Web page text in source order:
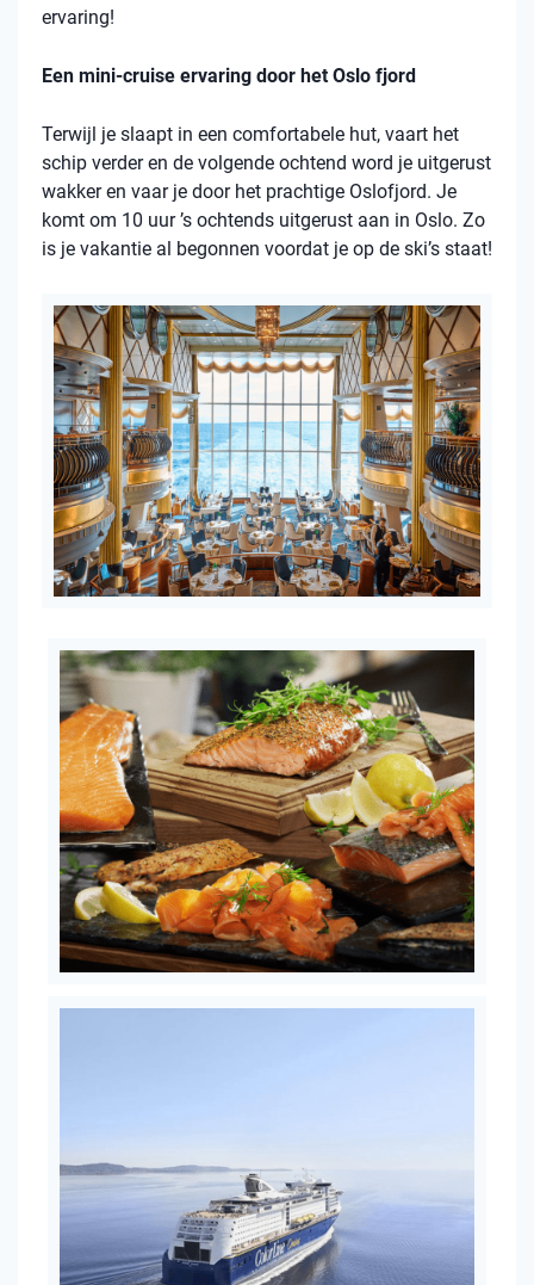
ervaring!
Een mini-cruise ervaring door het Oslo fjord
Terwijl je slaapt in een comfortabele hut, vaart het
schip verder en de volgende ochtend word je uitgerust
wakker en vaar je door het prachtige Oslofjord. Je
komt om 10 uur ’s ochtends uitgerust aan in Oslo. Zo
is je vakantie al begonnen voordat je op de ski’s staat!